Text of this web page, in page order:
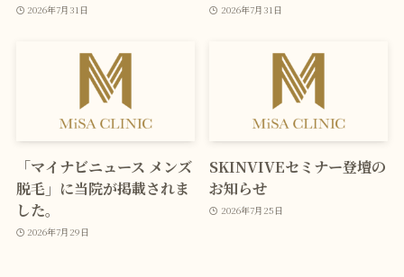
2026年7月31日 2026年7月31日
「マイナビニュース メンズ
脱毛」に当院が掲載されま
した。
2026年7月29日
SKINVIVEセミナー登壇の
お知らせ
2026年7月25日